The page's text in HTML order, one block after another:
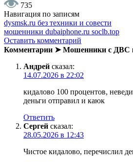
735
Навигация по записям
dysmsk.ru без техники и совести
мошенники dubaiphone.ru soclb.top
Оставить комментарий
Комментарии ➤ Мошенники с ДВС
Aндрей сказал:
14.07.2026 в 22:02
кидалово 100 процентов,
деньги отправил и каюк
Ответить
Сергей сказал:
28.05.2026 в 12:43
Чистое кидалово, перечислил